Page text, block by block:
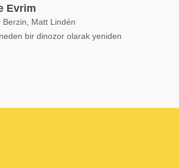
Evrim
Berzin, Matt Lindén
bir dinozor olarak yeniden